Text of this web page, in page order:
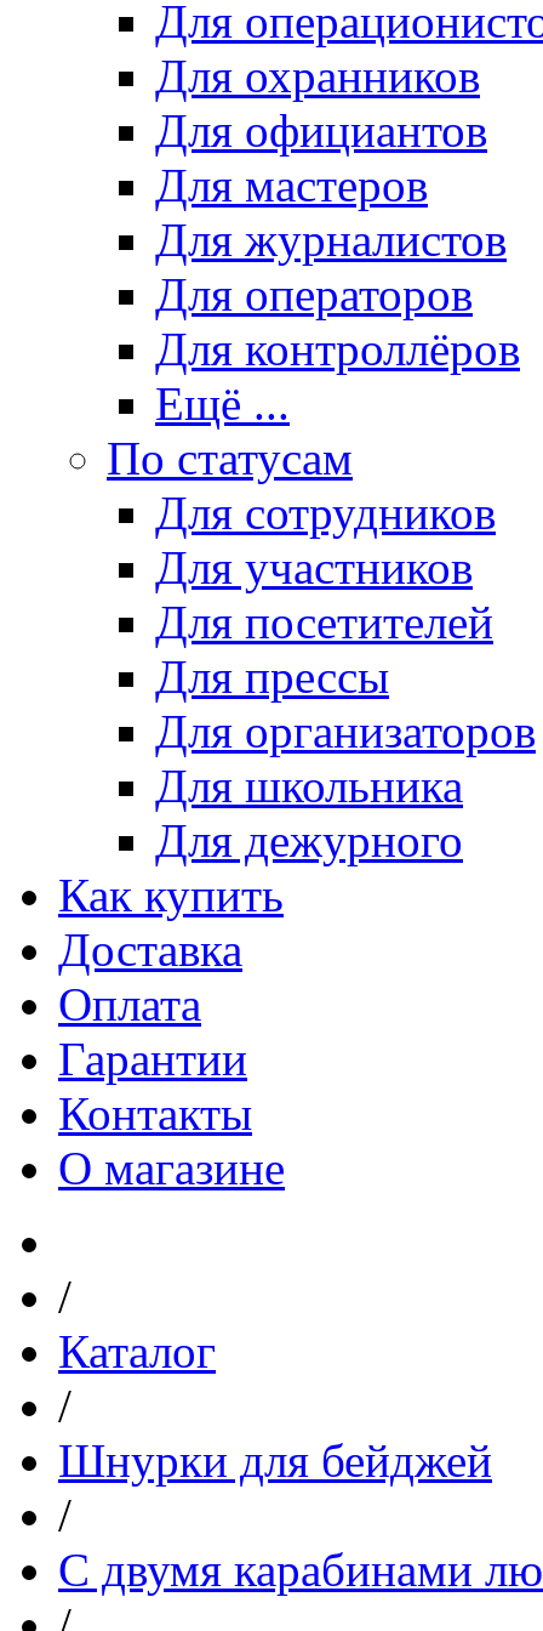
Для
Для охранников
Для официантов
Для мастеров
Для журналистов
Для операторов
Для контроллёров
Ещё ...
По статусам
Для сотрудников
Для участников
Для посетителей
Для прессы
Для организаторов
Для школьника
Для дежурного
Как купить
Доставка
Оплата
Гарантии
Контакты
О магазине
/
Каталог
/
Шнурки для бейджей
/
С двумя карабинами